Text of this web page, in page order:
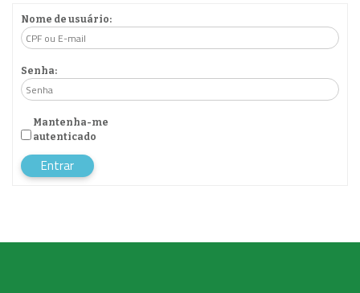
Nome de usuário:
Senha:
Mantenha-me
autenticado
Entrar